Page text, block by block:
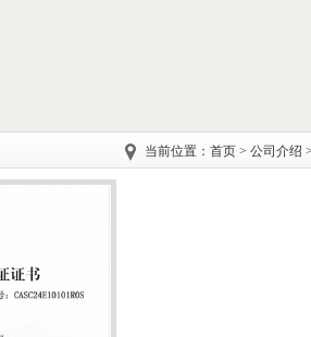
当前位置： 首页> 公司介绍 >